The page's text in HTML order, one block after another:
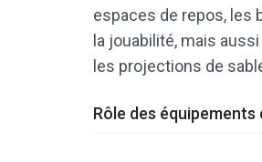
espaces de repos, les
la jouabilité, mais
les projections de
Rôle des